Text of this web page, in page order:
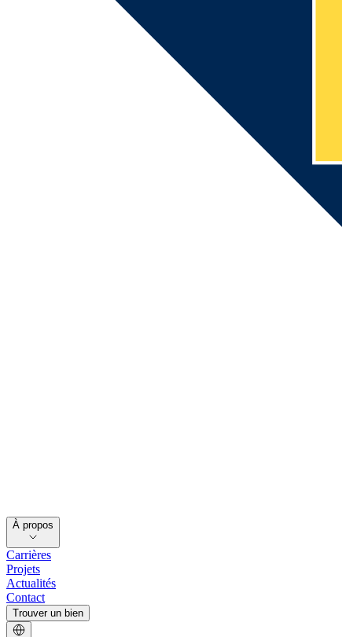
À propos
Carrières
Projets
Actualités
Contact
Trouver un bien